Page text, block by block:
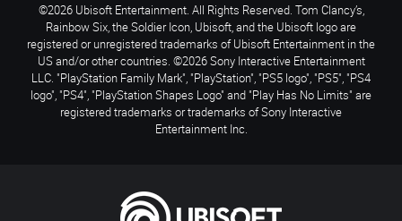
©2026 Ubisoft Entertainment. All Rights Reserved. Tom Clancy’s,
Rainbow Six, the Soldier Icon, Ubisoft, and the Ubisoft logo are
registered or unregistered trademarks of Ubisoft Entertainment in the
US and/or other countries. ©2026 Sony Interactive Entertainment
LLC. "PlayStation Family Mark", "PlayStation", "PS5 logo", "PS5", "PS4
logo", "PS4", "PlayStation Shapes Logo" and "Play Has No Limits" are
registered trademarks or trademarks of Sony Interactive
Entertainment Inc.